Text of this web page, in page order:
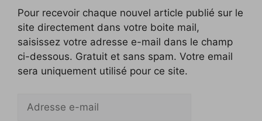
Pour recevoir chaque nouvel article publié sur le
site directement dans votre boite mail,
saisissez votre adresse e-mail dans le champ
ci-dessous. Gratuit et sans spam. Votre email
sera uniquement utilisé pour ce site.
e-